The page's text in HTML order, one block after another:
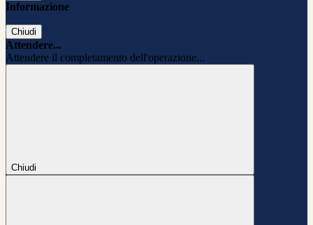
Informazione
Chiudi
Attendere...
Attendere il completamento dell'operazione...
Chiudi